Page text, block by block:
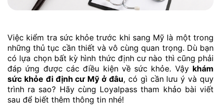
Việc kiểm tra sức khỏe trước khi sang Mỹ là một trong
những thủ tục cần thiết và vô cùng quan trọng. Dù bạn
có lựa chọn bất kỳ hình thức định cư nào thì cũng phải
đáp ứng được các điều kiện về sức khỏe. Vậy khám
sức khỏe đi định cư Mỹ ở đâu, có gì cần lưu ý và quy
trình ra sao? Hãy cùng Loyalpass tham khảo bài viết
sau để biết thêm thông tin nhé!